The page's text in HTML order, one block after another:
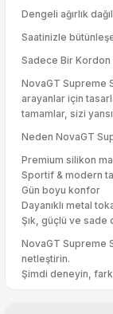
Dengeli ağırlık
Saatinizle
Sadece Bir
NovaGT Supreme
arayanlar için
tamamlar, sizi
Neden NovaGT
Premium silikon
Sportif & modern
Gün boyu konfor
Dayanıklı metal
Şık, güçlü ve sade
NovaGT Supreme
netleştirin.
Şimdi deneyin,